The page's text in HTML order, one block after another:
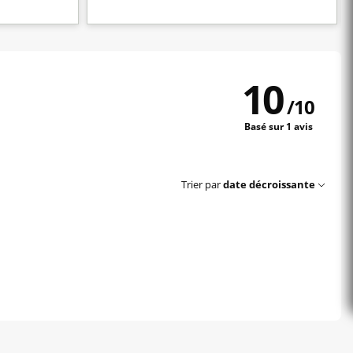
10/10
Basé sur 1 avis
Trier pardate décroissante